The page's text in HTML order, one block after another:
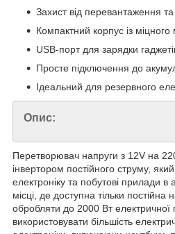
Захист від перевантаження та
Компактний корпус із міцного
USB-порт для зарядки
Просте підключення до
Ідеальний для резервного
Опис:
Перетворювач напруги з 12V на
інвертором постійного струму,
електроніку та побутові прилади в
місці, де доступна тільки постійна
обробляти до 2000 Вт електричної
використовувати більшість